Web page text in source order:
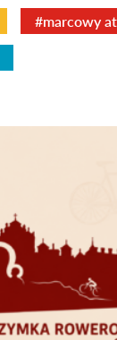
#marcowy